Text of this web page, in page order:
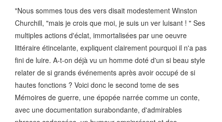
"Nous sommes tous des vers disait modestement Winston
Churchill, "mais je crois que moi, je suis un ver luisant ! " Ses
multiples actions d'éclat, immortalisées par une oeuvre
littéraire étincelante, expliquent clairement pourquoi il n'a pas
fini de luire. A-t-on déjà vu un homme doté d'un si beau style
relater de si grands événements après avoir occupé de si
hautes fonctions ? Voici donc le second tome de ses
Mémoires de guerre, une épopée narrée comme un conte,
avec une documentation surabondante, d'admirables